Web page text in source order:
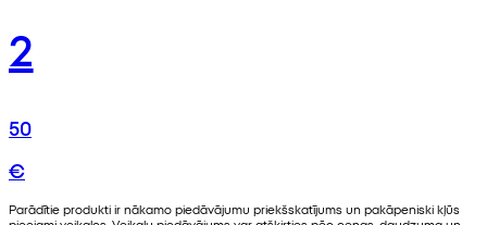
2
50
€
Parādītie produkti ir nākamo piedāvājumu priekšskatījums un pakāpeniski kļūs